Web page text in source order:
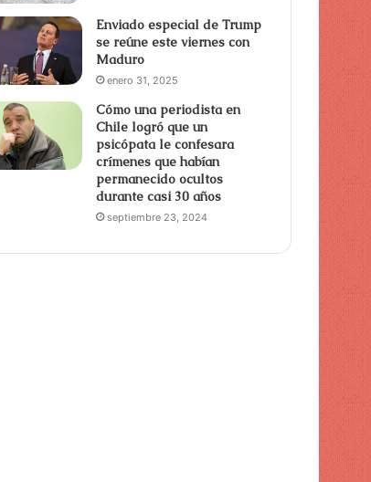
Enviado especial de Trump
se reúne este viernes con
Maduro
enero 31, 2025
Cómo una periodista en
Chile logró que un
psicópata le confesara
crímenes que habían
permanecido ocultos
durante casi 30 años
septiembre 23, 2024